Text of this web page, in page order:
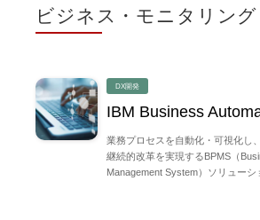
ビジネス・モニタリング
DX開発
IBM Business
業務プロセスを自動化・可視化し
継続的改革を実現するBPMS（
Management System）ソリューシ